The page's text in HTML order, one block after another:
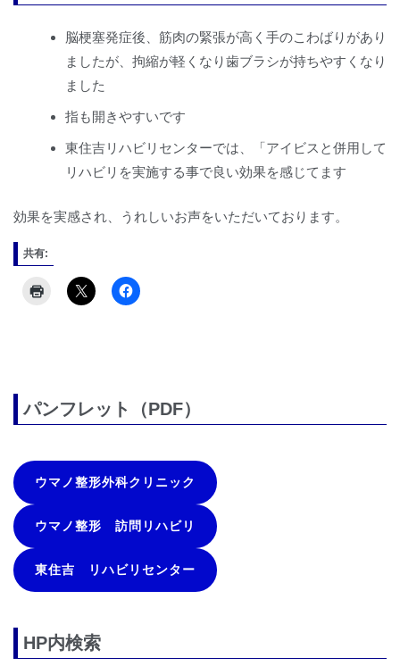
脳梗塞発症後、筋肉の緊張が高く手のこわばりがあり
ましたが、拘縮が軽くなり歯ブラシが持ちやすくなり
ました
指も開きやすいです
東住吉リハビリセンターでは、「アイビスと併用して
リハビリを実施する事で良い効果を感じてます
効果を実感され、うれしいお声をいただいております。
共有:
パンフレット（PDF）
ウマノ整形外科クリニック
ウマノ整形 訪問リハビリ
東住吉 リハビリセンター
HP内検索